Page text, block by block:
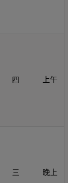
四 上午
三 晚上